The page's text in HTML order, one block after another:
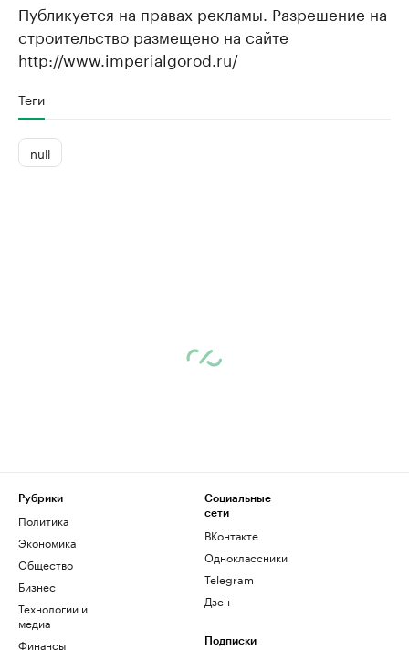
Публикуется на правах рекламы. Разрешение на
строительство размещено на сайте
http://www.imperialgorod.ru/
Теги
null
Рубрики
Политика
Экономика
Общество
Бизнес
Технологии и
медиа
Финансы
Социальные
сети
ВКонтакте
Одноклассники
Telegram
Дзен
Подписки